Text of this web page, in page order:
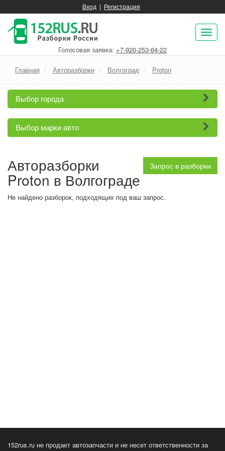
Вход | Регистрация
Голосовая заявка: +7-920-253-64-22
Главная Авторазборки Волгоград Proton
Выбор города
Выбор марки авто
Запрос в разборки
Авторазборки
Proton в Волгограде
Не найдено разборок, подходящих под ваш запрос.
152rus.ru не продает автозапчасти и не несет ответственности за